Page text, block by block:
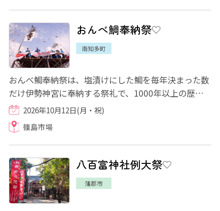
おんべ鯛奉納祭
南知多町
おんべ鯛奉納祭は、塩漬けにした鯛を毎年決まった数
だけ伊勢神宮に奉納する祭礼で、1000年以上の歴史
があるとされています。篠島では島民をあげて...
2026年10月12日(月・祝)
篠島市場
八百富神社例大祭
蒲郡市